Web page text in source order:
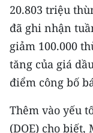
한국어
20.803 triệu
đã ghi nhận
giảm 100.000
tăng của giá
điểm công bố
Thêm vào yếu
(DOE) cho